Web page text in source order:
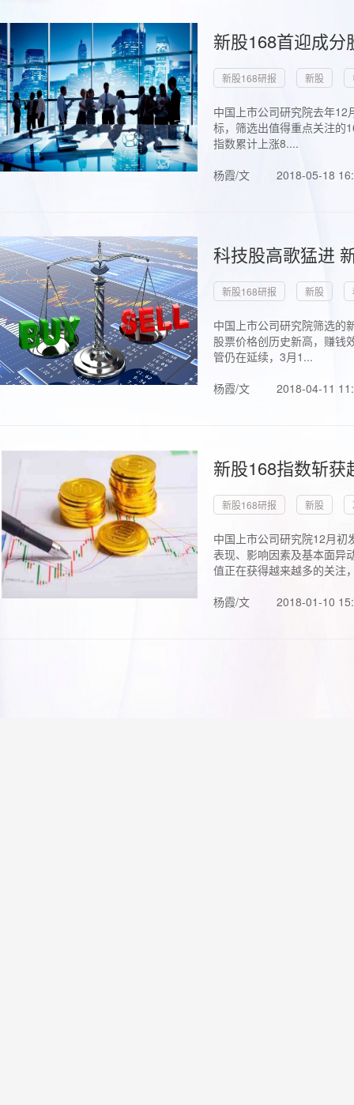
新股168首迎成
新股168研报 新股
中国上市公司研究院去年
标，筛选出值得重点关注的
指数累计上涨8....
杨霞/文
2018-05-18
科技股高歌猛进
新股168研报 新股
中国上市公司研究院筛选的
股票价格创历史新高，赚钱
管仍在延续，3月1...
杨霞/文
2018-04-11
新股168指数斩
新股168研报 新股
中国上市公司研究院12月初
表现、影响因素及基本面异
值正在获得越来越多的关注
杨霞/文
2018-01-10